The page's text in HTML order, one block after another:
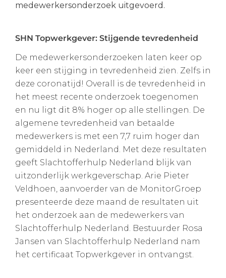
medewerkersonderzoek uitgevoerd.
SHN Topwerkgever: Stijgende tevredenheid
De medewerkersonderzoeken laten keer op
keer een stijging in tevredenheid zien. Zelfs in
deze coronatijd! Overall is de tevredenheid in
het meest recente onderzoek toegenomen
en nu ligt dit 8% hoger op alle stellingen. De
algemene tevredenheid van betaalde
medewerkers is met een 7,7 ruim hoger dan
gemiddeld in Nederland. Met deze resultaten
geeft Slachtofferhulp Nederland blijk van
uitzonderlijk werkgeverschap. Arie Pieter
Veldhoen, aanvoerder van de MonitorGroep
presenteerde deze maand de resultaten uit
het onderzoek aan de medewerkers van
Slachtofferhulp Nederland. Bestuurder Rosa
Jansen van Slachtofferhulp Nederland nam
het certificaat Topwerkgever in ontvangst.